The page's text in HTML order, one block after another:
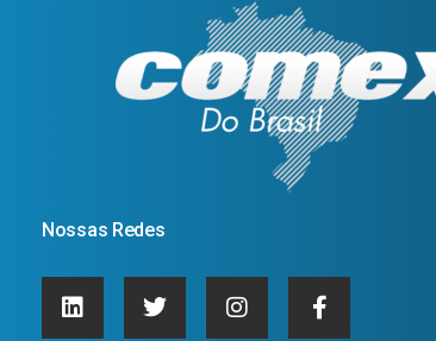
Nossas Redes